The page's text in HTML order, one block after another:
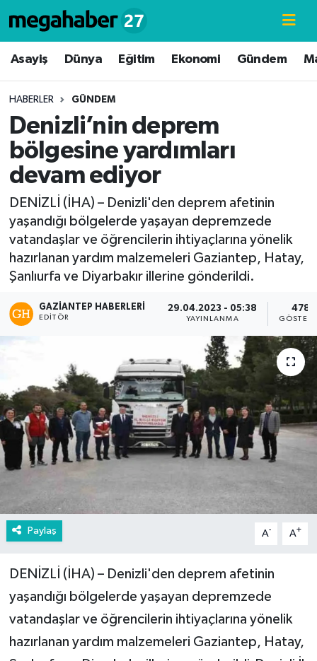
Asayiş Dünya Eğitim Ekonomi Gündem
HABERLER GÜNDEM
Denizli’nin deprem
bölgesine yardımları
devam ediyor
DENİZLİ (İHA) – Denizli'den deprem afetinin
yaşandığı bölgelerde yaşayan depremzede
vatandaşlar ve öğrencilerin ihtiyaçlarına yönelik
hazırlanan yardım malzemeleri Gaziantep, Hatay,
Şanlıurfa ve Diyarbakır illerine gönderildi.
GAZIANTEP HABERLERI
EDITÖR
29.04.2023 - 05:38
YAYINLANMA
478
Paylaş A- A+
DENİZLİ (İHA) – Denizli'den deprem afetinin
yaşandığı bölgelerde yaşayan depremzede
vatandaşlar ve öğrencilerin ihtiyaçlarına yönelik
hazırlanan yardım malzemeleri Gaziantep, Hatay,
Hava Durumu
Süper Lig Puan Durumu ve Fikstür
Tüm Manşetler
Son Dakika Haberleri
Haber Arşivi